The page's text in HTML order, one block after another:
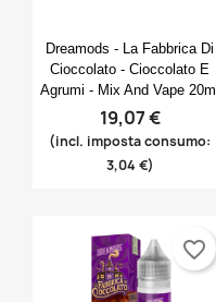
Anteprima
Dreamods - La Fabbrica Di
Cioccolato - Cioccolato E
Agrumi - Mix And Vape 20ml
19,07 €
(incl. imposta consumo:
3,04 €)
favorite_border